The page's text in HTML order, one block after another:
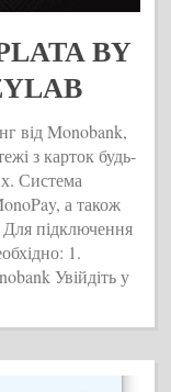
BY
від Monobank,
з карток будь-
Система
а також
підключення
1.
Увійдіть у